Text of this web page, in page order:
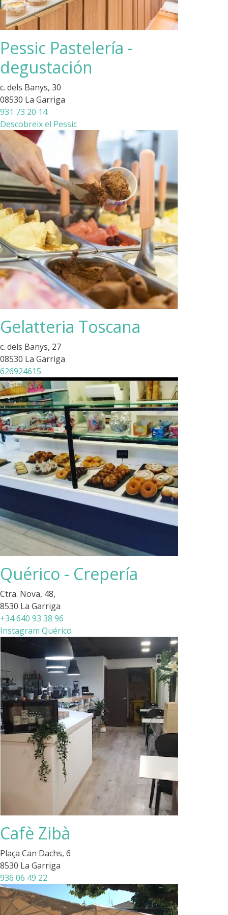
Pessic Pastelería -
degustación
c. dels Banys, 30
08530 La Garriga
931 73 20 14
Descobreix el Pessic
Gelatteria Toscana
c. dels Banys, 27
08530 La Garriga
626924615
Quérico - Crepería
Ctra. Nova, 48,
8530 La Garriga
+34 640 93 38 96
Instagram Quérico
Cafè Zibà
Plaça Can Dachs, 6
8530 La Garriga
936 06 49 22